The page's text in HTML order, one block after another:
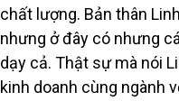
chất lượng. Bản thân
nhưng ở đây có nhưng
dạy cả. Thật sự mà nói
kinh doanh cùng ngành